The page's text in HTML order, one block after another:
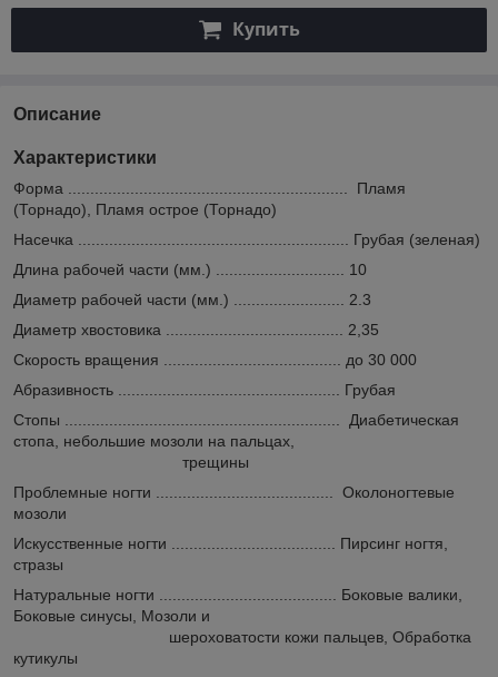
Купить
Описание
Характеристики
Форма ............................................................... Пламя
(Торнадо), Пламя острое (Торнадо)
Насечка ............................................................. Грубая (зеленая)
Длина рабочей части (мм.) ............................. 10
Диаметр рабочей части (мм.) ......................... 2.3
Диаметр хвостовика ........................................ 2,35
Скорость вращения ........................................ до 30 000
Абразивность .................................................. Грубая
Стопы .............................................................. Диабетическая
стопа, небольшие мозоли на пальцах,
трещины
Проблемные ногти ........................................ Околоногтевые
мозоли
Искусственные ногти ..................................... Пирсинг ногтя,
стразы
Натуральные ногти ........................................ Боковые валики,
Боковые синусы, Мозоли и
шероховатости кожи пальцев, Обработка
кутикулы